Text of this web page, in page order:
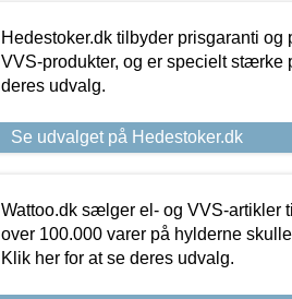
Hedestoker.dk tilbyder prisgaranti
VVS-produkter, og er specielt stærke
deres udvalg.
Se udvalget på Hedestoker.dk
Wattoo.dk sælger el- og VVS-artikler
over 100.000 varer på hylderne
Klik her for at se deres udvalg.